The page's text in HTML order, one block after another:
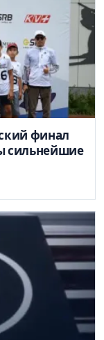
финал
сильнейшие